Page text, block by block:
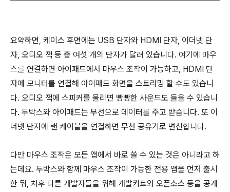
요약하면, 케이스 후면에는 USB 단자와 HDMI 단자, 이더넷 단
자, 오디오 잭 등 총 여섯 개의 단자가 달려 있습니다. 여기에 마우
스를 연결하면 아이패드에서 마우스 조작이 가능하고, HDMI 단
자에 모니터를 연결해 아이패드 화면을 스트리밍 할 수도 있습니
다. 오디오 잭에 스피커를 물리면 빵빵한 사운드도 들을 수 있습니
다. 두박스와 아이패드는 무선으로 데이터를 주고 받습니다. 또 이
더넷 단자에 랜 케이블을 연결하면 무선 공유기로 변신합니다.
다만 마우스 조작은 모든 앱에서 바로 쓸 수 있는 것은 아니라고 하
는데요. 두박스와 함께 마우스 조작이 가능한 전용 앱을 먼저 출시
한 뒤, 차후 다른 개발자들을 위해 개발키트와 오픈소스 등을 공개